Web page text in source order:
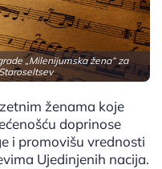
„Milenijumska žena“ za
ženama koje
doprinose
i promovišu vrednosti
Ujedinjenih nacija.